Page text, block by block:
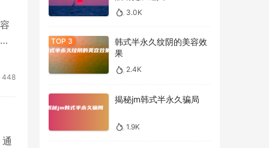
448
3.0K
韩式半永久纹阴的美容效
果
2.4K
揭秘jm韩式半永久骗局
1.9K